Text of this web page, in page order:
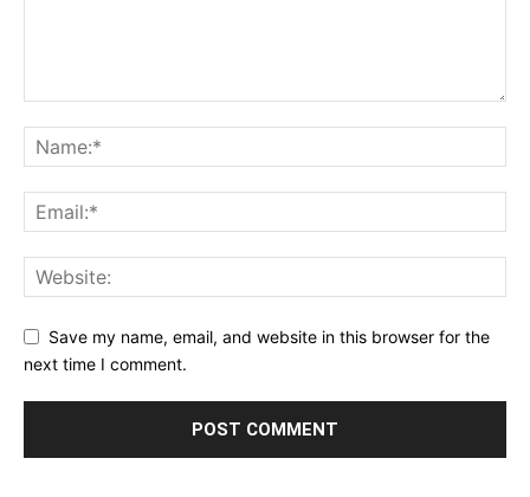
Save my name, email, and website in this browser for the
next time I comment.